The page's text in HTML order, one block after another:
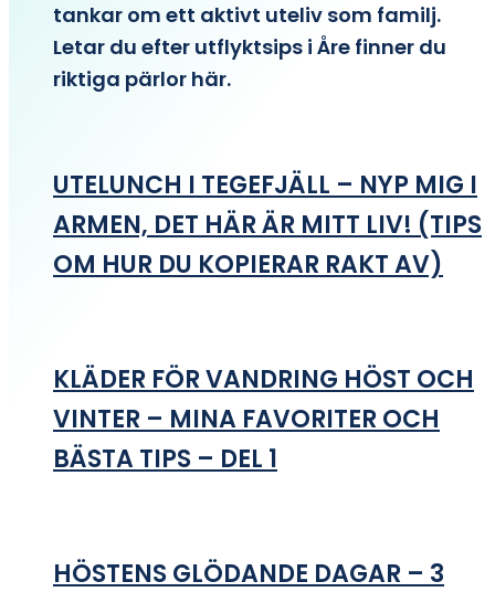
tankar om ett aktivt uteliv som familj.
Letar du efter utflyktsips i Åre finner du
riktiga pärlor här.
UTELUNCH I TEGEFJÄLL – NYP MIG I
ARMEN, DET HÄR ÄR MITT LIV! (TIPS
OM HUR DU KOPIERAR RAKT AV)
KLÄDER FÖR VANDRING HÖST OCH
VINTER – MINA FAVORITER OCH
BÄSTA TIPS – DEL 1
HÖSTENS GLÖDANDE DAGAR – 3